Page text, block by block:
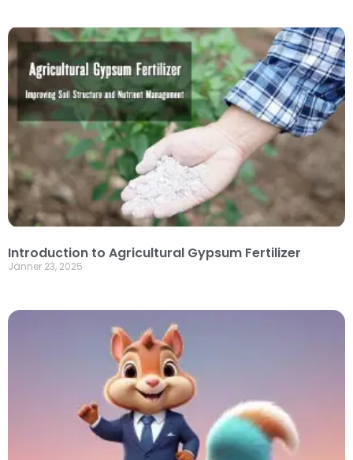
Introduction to Agricultural Gypsum Fertilizer
Jänner 23, 2025